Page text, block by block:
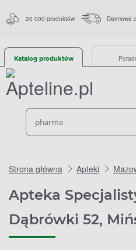
20 000 produktów Darmowa
Katalog produktów
Strona główna Apteki
Apteka
Dąbrówki 52,